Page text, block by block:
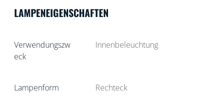
LAMPENEIGENSCHAFTEN
Verwendungszw
eck
Innenbeleuchtung
Lampenform Rechteck